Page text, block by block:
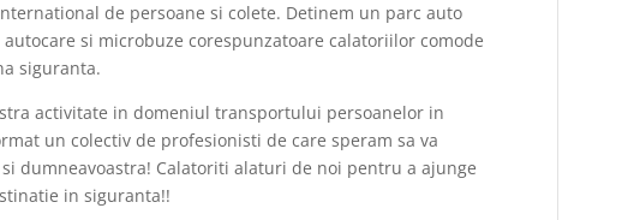
de persoane si colete. Detinem un parc auto
si microbuze corespunzatoare calatoriilor comode
siguranta.
activitate in domeniul transportului persoanelor in
un colectiv de profesionisti de care speram sa va
dumneavoastra! Calatoriti alaturi de noi pentru a ajunge
in siguranta!!